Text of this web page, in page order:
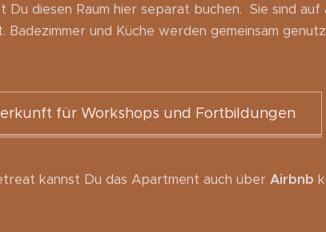
Du diesen Raum hier separat buchen. Sie sind auf
Badezimmer und Küche werden gemeinsam
für Workshops und Fortbildungen
kannst Du das Apartment auch über Airbnb